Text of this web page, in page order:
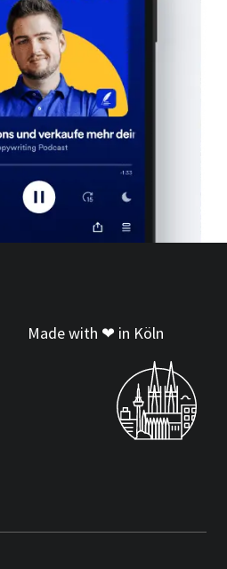
Made with ❤ in Köln